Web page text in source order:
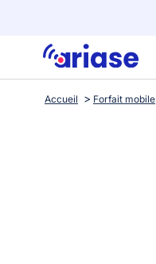
Accueil Forfait mobile